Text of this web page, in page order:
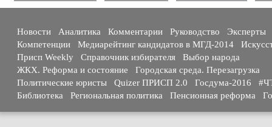
Новости Аналитика Комментарии Руководство
Эксперты
Компетенции
Медиарейтинг кандидатов в МГД-2014
Присп Weekly
Справочник избирателя
Выбор народа
ЖКХ. Реформа и состояние
Городская среда. Перезагрузка
Политические юристы
Quizer ПРИСП 2.0 Госдума-2016
Библиотека
Региональная политика Пенсионная реформа